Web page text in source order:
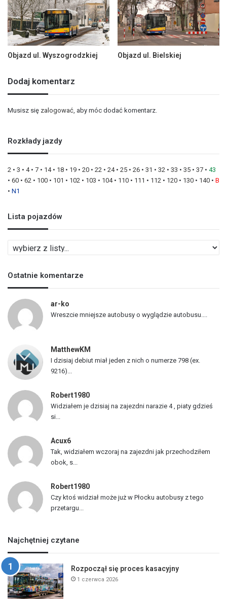
Objazd ul. Wyszogrodzkiej Objazd ul. Bielskiej
Dodaj komentarz
Musisz się zalogować , aby móc dodać komentarz.
Rozkłady jazdy
2 • 3 • 4• 7 • 14• 18 • 19 • 20 • 22 • 24• 25 • 26 • 31 • 32 • 33 • 35 • 37 • 43
• 60 • 62 • 100 • 101 • 102 • 103 • 104• 110 • 111 • 112 • 120 • 130 • 140 • B
• N1
Lista pojazdów
i
t
a
o
j
w
Ostatnie komentarze
ar-ko
Wreszcie mniejsze autobusy o wyglądzie autobusu....
MatthewKM
I dzisiaj debiut miał jeden z nich o numerze 798 (ex.
9216)...
Robert1980
Widziałem je dzisiaj na zajezdni narazie 4 , piaty gdzieś
si...
Acux6
Tak, widziałem wczoraj na zajezdni jak przechodziłem
obok, s...
Robert1980
Czy ktoś widział może już w Płocku autobusy z tego
przetargu...
Najchętniej czytane
Rozpoczął się proces kasacyjny
1 czerwca 2026